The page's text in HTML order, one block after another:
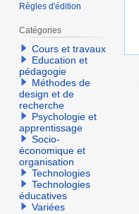
Règles d'édition
Catégories
Cours et travaux
Education et
pédagogie
Méthodes de
design et de
recherche
Psychologie et
apprentissage
Socio-
économique et
organisation
Technologies
Technologies
éducatives
Variées